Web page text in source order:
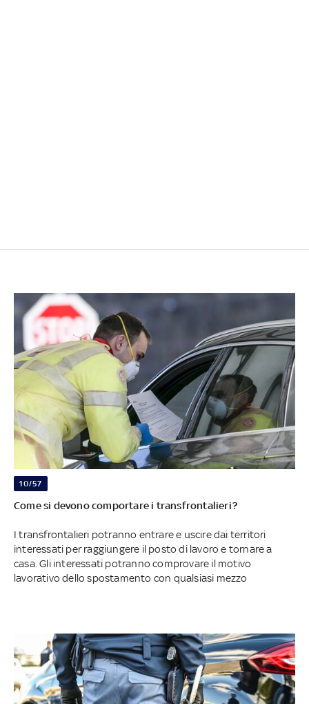
10/57
Come si devono comportare i transfrontalieri?
I transfrontalieri potranno entrare e uscire dai territori
interessati per raggiungere il posto di lavoro e tornare a
casa. Gli interessati potranno comprovare il motivo
lavorativo dello spostamento con qualsiasi mezzo